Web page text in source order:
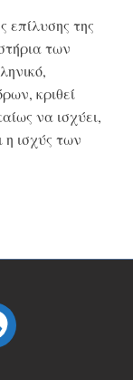
επίλυσης της
των
κριθεί
να ισχύει,
η ισχύς των